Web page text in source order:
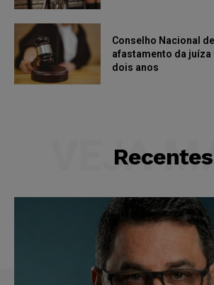
Conselho Nacional
afastamento da juíza
dois anos
Recentes
VEJA